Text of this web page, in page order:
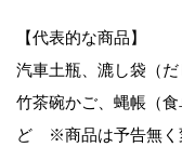
【代表的な商品】
汽車土瓶、漉し袋（だ
竹茶碗かご、蝿帳（
ど ※商品は予告無く